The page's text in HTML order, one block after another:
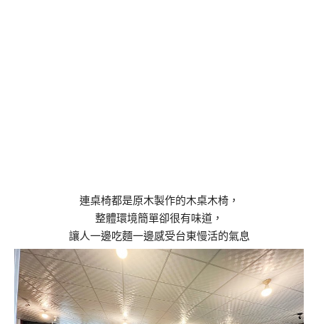
連桌椅都是原木製作的木桌木椅，
整體環境簡單卻很有味道，
讓人一邊吃麵一邊感受台東慢活的氣息